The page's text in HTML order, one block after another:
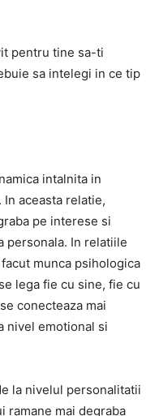
pentru tine sa-ti
sa intelegi in ce tip
intalnita in
aceasta relatie,
pe interese si
personala. In relatiile
munca psihologica
lega fie cu sine, fie cu
conecteaza mai
nivel emotional si
la nivelul personalitatii
ramane mai degraba